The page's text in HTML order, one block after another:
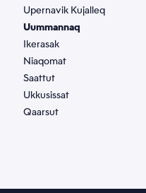
Upernavik Kujalleq
Uummannaq
Ikerasak
Niaqomat
Saattut
Ukkusissat
Qaarsut